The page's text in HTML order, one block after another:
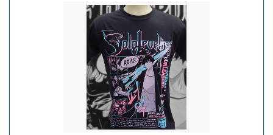
Camiseta Samurai Oriental
R$ 69,90